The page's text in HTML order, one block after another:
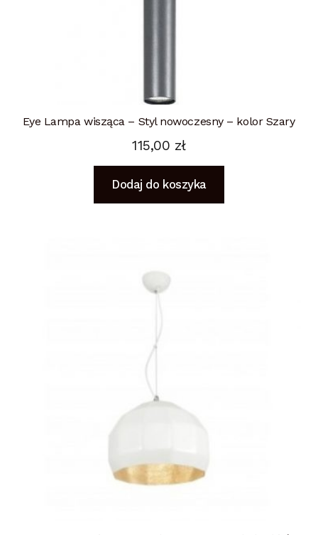
Eye Lampa wisząca – Styl nowoczesny – kolor Szary
115,00 zł
Dodaj do koszyka